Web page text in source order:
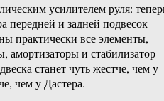
усилителем руля:
передней и задней подвесок
практически все элементы,
и стабилизатор
станет чуть жестче, чем у
чем у Дастера.